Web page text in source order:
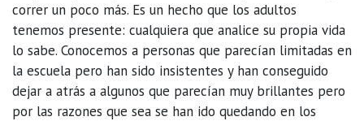
correr un poco más. Es un hecho que los adultos
tenemos presente: cualquiera que analice su propia vida
lo sabe. Conocemos a personas que parecían limitadas en
la escuela pero han sido insistentes y han conseguido
dejar a atrás a algunos que parecían muy brillantes pero
por las razones que sea se han ido quedando en los